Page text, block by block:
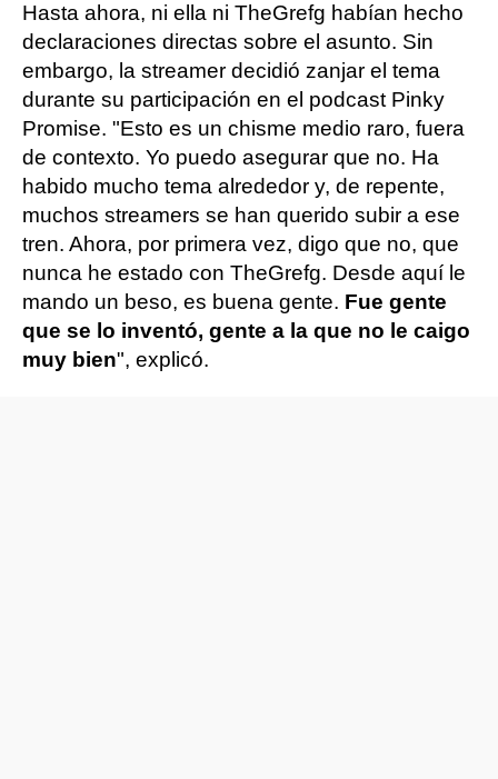
Hasta ahora, ni ella ni TheGrefg habían hecho
declaraciones directas sobre el asunto. Sin
embargo, la streamer decidió zanjar el tema
durante su participación en el podcast Pinky
Promise. "Esto es un chisme medio raro, fuera
de contexto. Yo puedo asegurar que no. Ha
habido mucho tema alrededor y, de repente,
muchos streamers se han querido subir a ese
tren. Ahora, por primera vez, digo que no, que
nunca he estado con TheGrefg. Desde aquí le
mando un beso, es buena gente. Fue gente
que se lo inventó, gente a la que no le caigo
muy bien", explicó.